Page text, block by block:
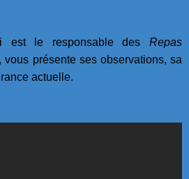
est le responsable desRepas
, vous présente ses observations, sa
actuelle.